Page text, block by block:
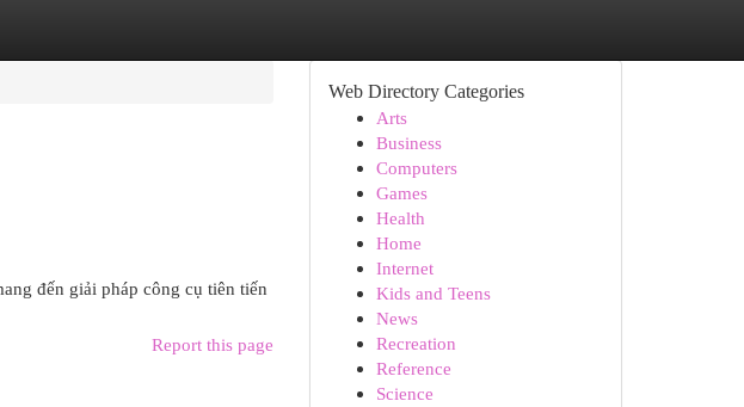
đến giải pháp công cụ tiên tiến
Report this page
Web Directory Categories
Arts
Business
Computers
Games
Health
Home
Internet
Kids and Teens
News
Recreation
Reference
Science